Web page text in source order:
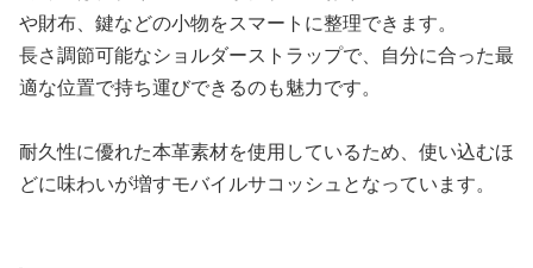
や財布、鍵などの小物をスマートに整理できます。
長さ調節可能なショルダーストラップで、自分に合った最
適な位置で持ち運びできるのも魅力です。
耐久性に優れた本革素材を使用しているため、使い込むほ
どに味わいが増すモバイルサコッシュとなっています。